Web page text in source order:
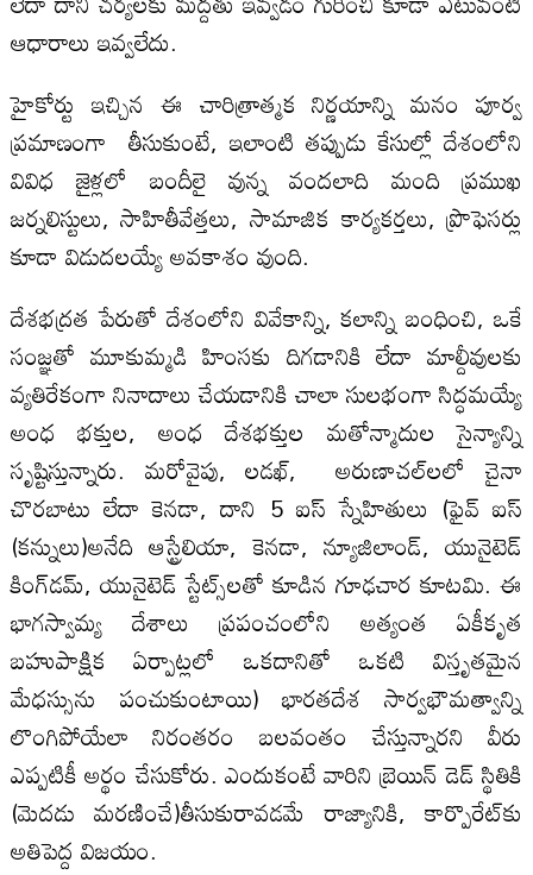
ఆధారాలు ఇవ్వలేదు.
హైకోర్టు ఇచ్చిన ఈ చారిత్రాత్మక నిర్ణయాన్ని మనం పూర్వ
ప్రమాణంగా తీసుకుంటే, ఇలాంటి తప్పుడు కేసుల్లో దేశంలోని
వివిధ జైళ్లలో బందీలై వున్న వందలాది మంది ప్రముఖ
జర్నలిస్టులు, సాహితీవేత్తలు, సామాజిక కార్యకర్తలు, ప్రొఫెసర్లు
కూడా విడుదలయ్యే అవకాశం వుంది.
దేశభద్రత పేరుతో దేశంలోని వివేకాన్ని, కలాన్ని బంధించి, ఒకే
సంజ్ఞతో మూకుమ్మడి హింసకు దిగడానికి లేదా మాల్దీవులకు
వ్యతిరేకంగా నినాదాలు చేయడానికి చాలా సులభంగా సిద్ధమయ్యే
అంధ భక్తుల, అంధ దేశభక్తుల మతోన్మాదుల సైన్యాన్ని
సృష్టిస్తున్నారు. మరోవైపు, లడఖ్, అరుణాచల్‌లలో చైనా
చొరబాటు లేదా కెనడా, దాని 5 ఐస్ స్నేహితులు (ఫైవ్ ఐస్
(కన్నులు)అనేది ఆస్ట్రేలియా, కెనడా, న్యూజిలాండ్, యునైటెడ్
కింగ్‌డమ్, యునైటెడ్ స్టేట్స్‌‌లతో కూడిన గూఢచార కూటమి. ఈ
భాగస్వామ్య దేశాలు ప్రపంచంలోని అత్యంత ఏకీకృత
బహుపాక్షిక ఏర్పాట్లలో ఒకదానితో ఒకటి విస్తృతమైన
మేధస్సును పంచుకుంటాయి) భారతదేశ సార్వభౌమత్వాన్ని
లొంగిపోయేలా నిరంతరం బలవంతం చేస్తున్నారని వీరు
ఎప్పటికీ అర్థం చేసుకోరు. ఎందుకంటే వారిని బ్రెయిన్ డెడ్ స్థితికి
(మెదడు మరణించే)తీసుకురావడమే రాజ్యానికి, కార్పొరేట్‌కు
అతిపెద్ద విజయం.